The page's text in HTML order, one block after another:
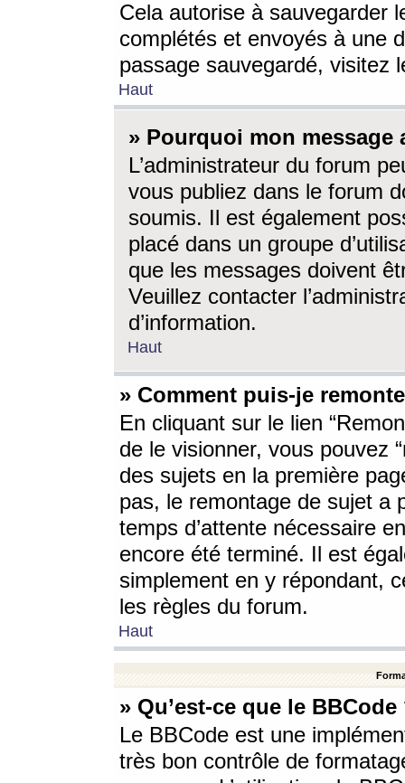
Cela autorise à sauvegarder
complétés et envoyés à une
passage sauvegardé, visitez
Haut
» Pourquoi mon message
L’administrateur du forum
vous publiez dans le forum
soumis. Il est également
placé dans un groupe
que les messages doivent
Veuillez contacter
d’information.
Haut
» Comment puis-je
En cliquant sur le lien
de le visionner, vous pouvez
des sujets en la première
pas, le remontage de sujet a
temps d’attente nécessaire
encore été terminé. Il est
simplement en y répondant,
les règles du forum.
Haut
» Qu’est-ce que le BBCode
Le BBCode est une
très bon contrôle de